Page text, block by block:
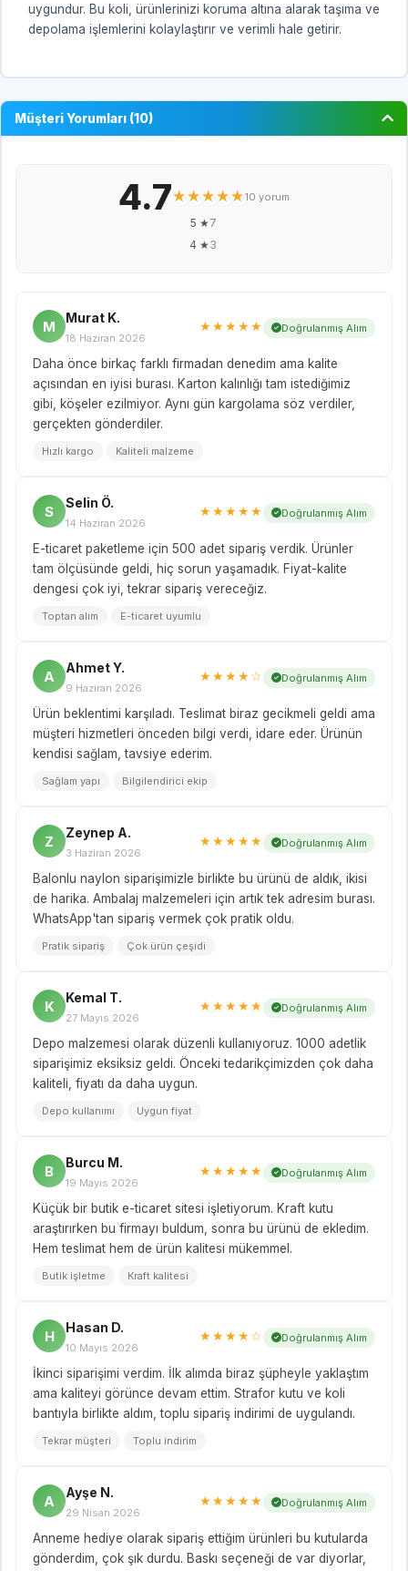
uygundur. Bu koli, ürünlerinizi koruma altına alarak taşıma ve
depolama işlemlerini kolaylaştırır ve verimli hale getirir.
Müşteri Yorumları (10)
4.7★★★★★10 yorum
5 ★7
4 ★3
M
Murat K.
18 Haziran 2026
★★★★★ Doğrulanmış Alım
Daha önce birkaç farklı firmadan denedim ama kalite
açısından en iyisi burası. Karton kalınlığı tam istediğimiz
gibi, köşeler ezilmiyor. Aynı gün kargolama söz verdiler,
gerçekten gönderdiler.
Hızlı kargo Kaliteli malzeme
S
Selin Ö.
14 Haziran 2026
★★★★★ Doğrulanmış Alım
E-ticaret paketleme için 500 adet sipariş verdik. Ürünler
tam ölçüsünde geldi, hiç sorun yaşamadık. Fiyat-kalite
dengesi çok iyi, tekrar sipariş vereceğiz.
Toptan alım E-ticaret uyumlu
A
Ahmet Y.
9 Haziran 2026
★★★★☆ Doğrulanmış Alım
Ürün beklentimi karşıladı. Teslimat biraz gecikmeli geldi ama
müşteri hizmetleri önceden bilgi verdi, idare eder. Ürünün
kendisi sağlam, tavsiye ederim.
Sağlam yapı Bilgilendirici ekip
Z
Zeynep A.
3 Haziran 2026
★★★★★ Doğrulanmış Alım
Balonlu naylon siparişimizle birlikte bu ürünü de aldık, ikisi
de harika. Ambalaj malzemeleri için artık tek adresim burası.
WhatsApp'tan sipariş vermek çok pratik oldu.
Pratik sipariş Çok ürün çeşidi
K
Kemal T.
27 Mayıs 2026
★★★★★ Doğrulanmış Alım
Depo malzemesi olarak düzenli kullanıyoruz. 1000 adetlik
siparişimiz eksiksiz geldi. Önceki tedarikçimizden çok daha
kaliteli, fiyatı da daha uygun.
Depo kullanımı Uygun fiyat
B
Burcu M.
19 Mayıs 2026
★★★★★ Doğrulanmış Alım
Küçük bir butik e-ticaret sitesi işletiyorum. Kraft kutu
araştırırken bu firmayı buldum, sonra bu ürünü de ekledim.
Hem teslimat hem de ürün kalitesi mükemmel.
Butik işletme Kraft kalitesi
H
Hasan D.
10 Mayıs 2026
★★★★☆ Doğrulanmış Alım
İkinci siparişimi verdim. İlk alımda biraz şüpheyle yaklaştım
ama kaliteyi görünce devam ettim. Strafor kutu ve koli
bantıyla birlikte aldım, toplu sipariş indirimi de uygulandı.
Tekrar müşteri Toplu indirim
A
Ayşe N.
29 Nisan 2026
★★★★★ Doğrulanmış Alım
Anneme hediye olarak sipariş ettiğim ürünleri bu kutularda
gönderdim, çok şık durdu. Baskı seçeneği de var diyorlar,